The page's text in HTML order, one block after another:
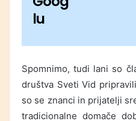
lu
Spomnimo, tudi lani so
društva Sveti Vid
so se znanci in prijatelji
tradicionalne domače